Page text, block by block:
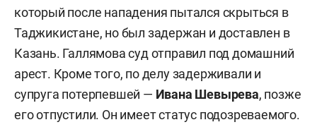
который после нападения пытался скрыться в
Таджикистане, но был задержан и доставлен в
Казань. Галлямова суд отправил под домашний
арест. Кроме того, по делу задерживали и
супруга потерпевшей — Ивана Шевырева, позже
его отпустили. Он имеет статус подозреваемого.